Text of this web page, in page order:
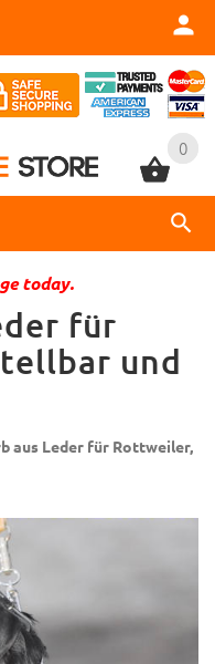
0
0
today.
für
und
aus Leder für Rottweiler,